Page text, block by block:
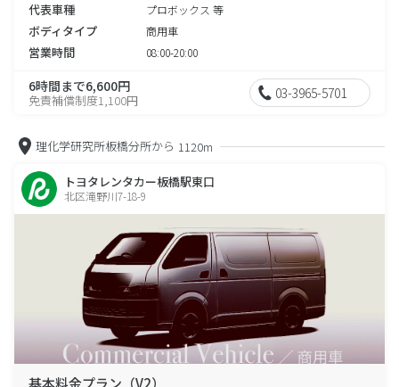
代表車種 プロボックス 等
ボディタイプ 商用車
営業時間 08:00-20:00
6時間まで6,600円
免責補償制度1,100円 03-3965-5701
理化学研究所板橋分所から 1120m
トヨタレンタカー板橋駅東口
北区滝野川7-18-9
基本料金プラン（V2）